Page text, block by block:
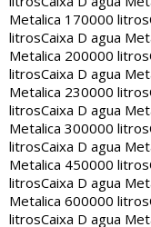
Metalica 170000 litros
litrosCaixa D agua
Metalica 200000 litros
litrosCaixa D agua
Metalica 230000 litros
litrosCaixa D agua
Metalica 300000 litros
litrosCaixa D agua
Metalica 450000 litros
litrosCaixa D agua
Metalica 600000 litros
litrosCaixa D agua